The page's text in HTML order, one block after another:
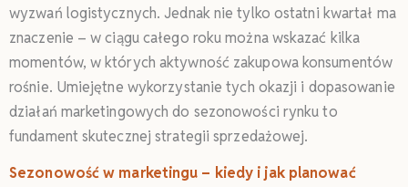
wyzwań logistycznych. Jednak nie tylko ostatni kwartał ma
znaczenie – w ciągu całego roku można wskazać kilka
momentów, w których aktywność zakupowa konsumentów
rośnie. Umiejętne wykorzystanie tych okazji i dopasowanie
działań marketingowych do sezonowości rynku to
fundament skutecznej strategii sprzedażowej.
Sezonowość w marketingu – kiedy i jak planować